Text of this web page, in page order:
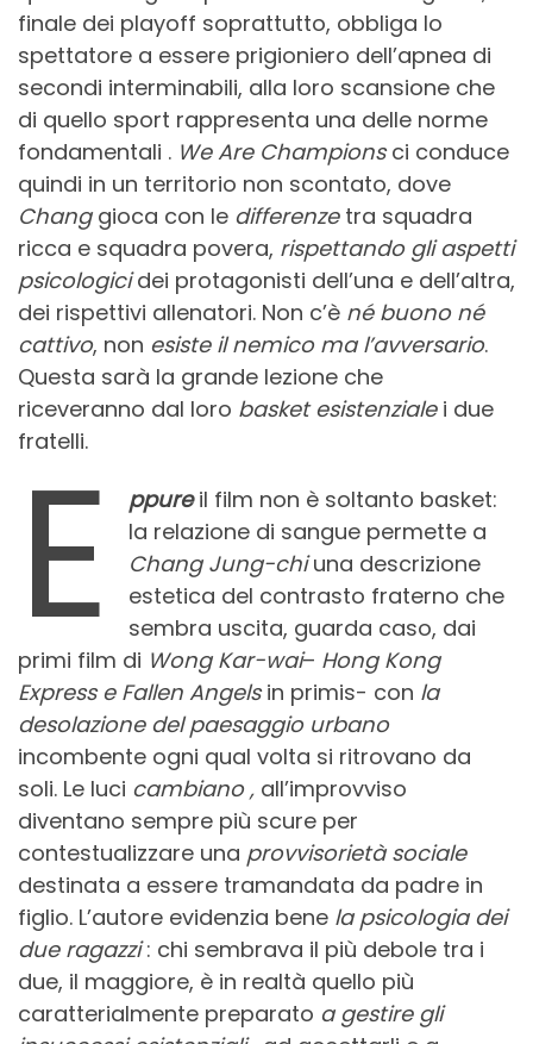
finale dei playoff soprattutto, obbliga lo
spettatore a essere prigioniero dell’apnea di
secondi interminabili, alla loro scansione che
di quello sport rappresenta una delle norme
fondamentali . We Are Championsci conduce
quindi in un territorio non scontato, dove
Changgioca con le differenzetra squadra
ricca e squadra povera, rispettando gli aspetti
psicologicidei protagonisti dell’una e dell’altra,
dei rispettivi allenatori. Non c’è né buono né
cattivo, non esiste il nemico ma l’avversario.
Questa sarà la grande lezione che
riceveranno dal loro basket esistenzialei due
fratelli.
E ppureil film non è soltanto basket:
la relazione di sangue permette a
Chang Jung-chiuna descrizione
estetica del contrasto fraterno che
sembra uscita, guarda caso, dai
primi film di Wong Kar-wai– Hong Kong
Express e Fallen Angelsin primis- con la
desolazione del paesaggio urbano
incombente ogni qual volta si ritrovano da
soli. Le luci cambiano , all’improvviso
diventano sempre più scure per
contestualizzare una provvisorietà sociale
destinata a essere tramandata da padre in
figlio. L’autore evidenzia bene la psicologia dei
due ragazzi: chi sembrava il più debole tra i
due, il maggiore, è in realtà quello più
caratterialmente preparato a gestire gli